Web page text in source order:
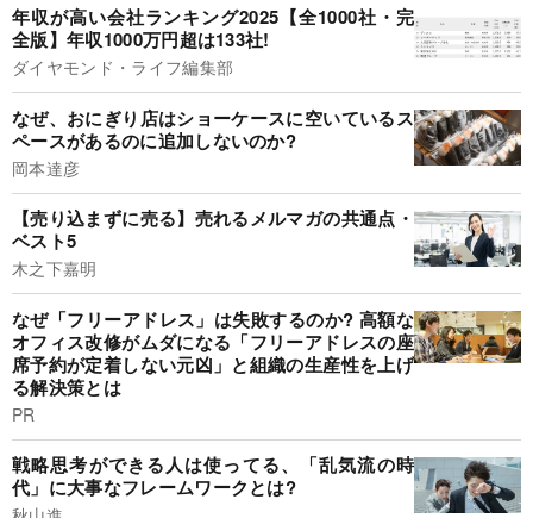
年収が高い会社ランキング2025【全1000社・完
全版】年収1000万円超は133社!
ダイヤモンド・ライフ編集部
なぜ、おにぎり店はショーケースに空いているス
ペースがあるのに追加しないのか?
岡本達彦
【売り込まずに売る】売れるメルマガの共通点・
ベスト5
木之下嘉明
なぜ「フリーアドレス」は失敗するのか? 高額な
オフィス改修がムダになる「フリーアドレスの座
席予約が定着しない元凶」と組織の生産性を上げ
る解決策とは
PR
戦略思考ができる人は使ってる、「乱気流の時
代」に大事なフレームワークとは?